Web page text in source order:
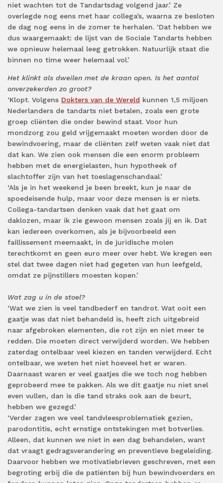
niet wachten tot de Tandartsdag volgend jaar.’ Ze
overlegde nog eens met haar collega’s, waarna ze besloten
de dag nog eens in de zomer te herhalen. ‘Dat hebben we
dus waargemaakt: de lijst van de Sociale Tandarts hebben
we opnieuw helemaal leeg getrokken. Natuurlijk staat die
binnen no time weer helemaal vol.’
Het klinkt als dweilen met de kraan open. Is het aantal
onverzekerden zo groot?
‘Klopt. Volgens Dokters van de Wereld kunnen 1,5 miljoen
Nederlanders de tandarts niet betalen, zoals een grote
groep cliënten die onder bewind staat. Voor hun
mondzorg zou geld vrijgemaakt moeten worden door de
bewindvoering, maar de cliënten zelf weten vaak niet dat
dat kan. We zien ook mensen die een enorm probleem
hebben met de energielasten, hun hypotheek of
slachtoffer zijn van het toeslagenschandaal.’
‘Als je in het weekend je been breekt, kun je naar de
spoedeisende hulp, maar voor deze mensen is er niets.
Collega-tandartsen denken vaak dat het gaat om
daklozen, maar ik zie gewoon mensen zoals jij en ik. Dat
kan iedereen overkomen, als je bijvoorbeeld een
faillissement meemaakt, in de juridische molen
terechtkomt en geen euro meer over hebt. We kregen een
stel dat twee dagen niet had gegeten van hun leefgeld,
omdat ze pijnstillers moesten kopen.’
Wat zag u in de stoel?
‘Wat we zien is veel tandbederf en tandrot. Wat ooit een
gaatje was dat niet behandeld is, heeft zich uitgebreid
naar afgebroken elementen, die rot zijn en niet meer te
redden. Die moeten direct verwijderd worden. We hebben
zaterdag ontelbaar veel kiezen en tanden verwijderd. Echt
ontelbaar, we weten het niet hoeveel het er waren.
Daarnaast waren er veel gaatjes die we toch nog hebben
geprobeerd mee te pakken. Als we dit gaatje nu niet snel
even vullen, dan is die tand straks ook aan de beurt,
hebben we gezegd.’
‘Verder zagen we veel tandvleesproblematiek gezien,
parodontitis, echt ernstige ontstekingen met botverlies.
Alleen, dat kunnen we niet in een dag behandelen, want
dat vraagt gedragsverandering en preventieve begeleiding.
Daarvoor hebben we motivatiebrieven geschreven, met een
begroting erbij die de patiënten bij hun bewindvoerders en